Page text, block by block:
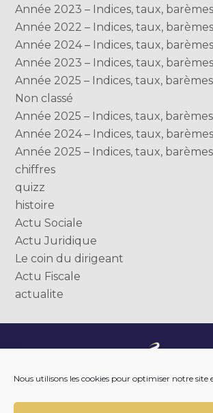
Nous utilisons les cookies pour optimiser notre site
Année 2023 – Indices, taux,
Année 2022 – Indices, taux,
Année 2024 – Indices, taux,
Année 2023 – Indices, taux,
Année 2025 – Indices, taux,
Non classé
Année 2025 – Indices, taux,
Année 2024 – Indices, taux,
Année 2025 – Indices, taux,
chiffres
quizz
histoire
Actu Sociale
Actu Juridique
Le coin du dirigeant
Actu Fiscale
actualite
Principale